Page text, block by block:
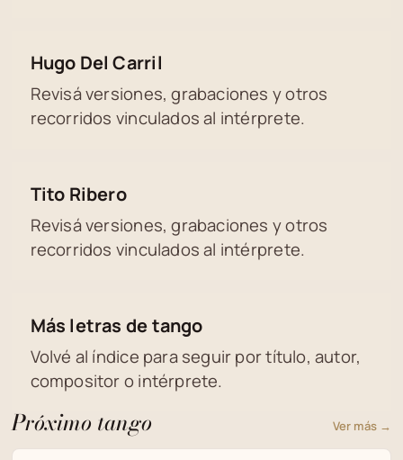
Hugo Del Carril
Revisá versiones, grabaciones y otros
recorridos vinculados al intérprete.
Tito Ribero
Revisá versiones, grabaciones y otros
recorridos vinculados al intérprete.
Más letras de tango
Volvé al índice para seguir por título, autor,
compositor o intérprete.
Próximo tango Ver más →